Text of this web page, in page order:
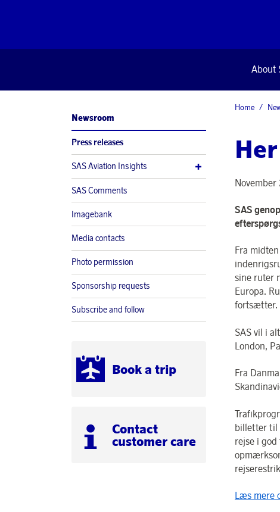
About
Newsroom
Press releases
SAS Aviation Insights
SAS Comments
Imagebank
Media contacts
Photo permission
Sponsorship requests
Subscribe and follow
Book a trip
Contact
customer care
Home
SAS
Fra
sine ruter
Europa.
fortsætter.
SAS vil i
London,
Fra
billetter til
rejse i
Læs mere